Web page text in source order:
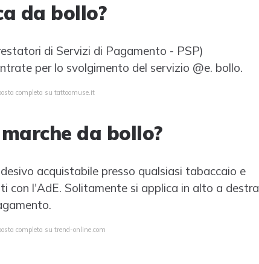
da bollo?
di Servizi di Pagamento - PSP)
per lo svolgimento del servizio @e. bollo.
completa su tattoomuse.it
da bollo?
acquistabile presso qualsiasi tabaccaio e
con l'AdE. Solitamente si applica in alto a destra
completa su trend-online.com